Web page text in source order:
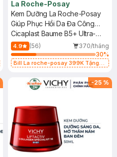
La Roche-Posay
Kem Dưỡng La Roche-Posay
Giúp Phục Hồi Da Đa Công
Dụng 100ml
Cicaplast Baume B5+ Ultra-
Repairing Soothing Balm
4.9 (56)
370/tháng
30%
Bill La roche-posay 399K Tặng
(SL có hạn)
-25 %